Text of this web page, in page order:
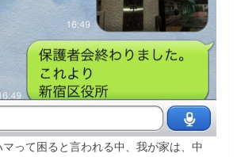
って困ると言われる中、我が家は、中